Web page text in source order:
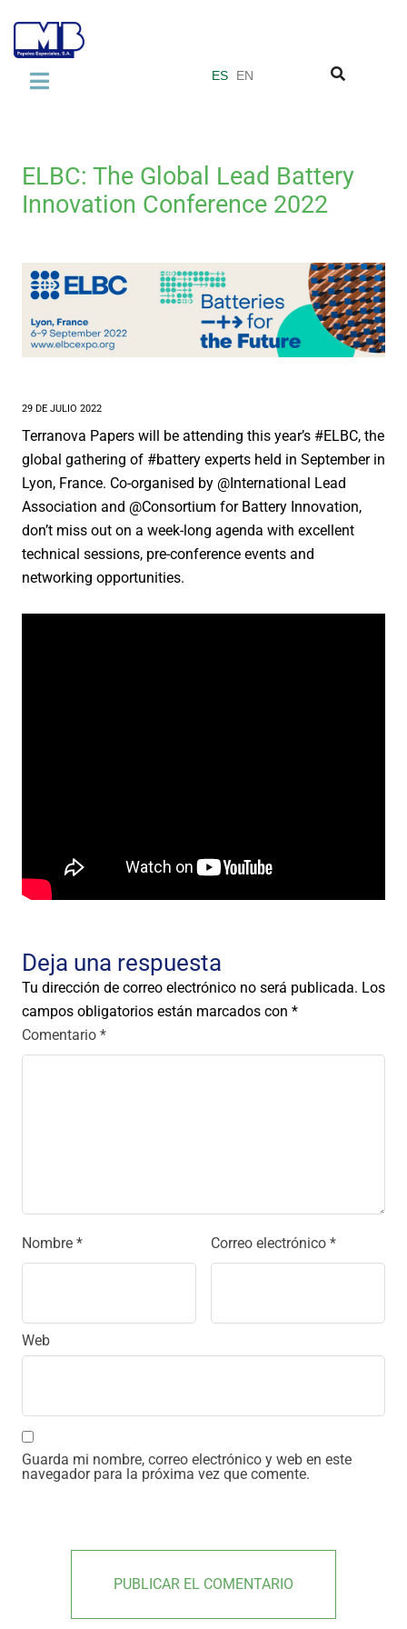
Normas de Calidad
PRODUCTOS
Laminate Industry
Adhesive Industry
Tailor Made Products
I+D
SOSTENIBILIDAD
CONTACTO
ES EN
ELBC: The Global Lead Battery
Innovation Conference 2022
29 DE JULIO 2022
Terranova Papers will be attending this year’s #ELBC, the
global gathering of #battery experts held in September in
Lyon, France. Co-organised by @International Lead
Association and @Consortium for Battery Innovation,
don’t miss out on a week-long agenda with excellent
technical sessions, pre-conference events and
networking opportunities.
Deja una respuesta
Tu dirección de correo electrónico no será publicada. Los
campos obligatorios están marcados con *
Comentario *
Nombre * Correo electrónico *
Web
Guarda mi nombre, correo electrónico y web en este
navegador para la próxima vez que comente.